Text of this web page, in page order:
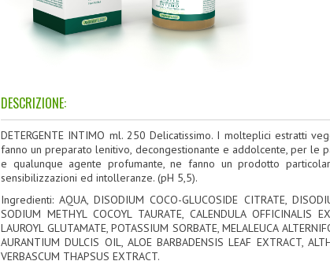
DESCRIZIONE:
DETERGENTE INTIMO ml. 250 Delicatissimo. I molteplici estratti
fanno un preparato lenitivo, decongestionante e addolcente, per le
e qualunque agente profumante, ne fanno un prodotto
sensibilizzazioni ed intolleranze. (pH 5,5).
Ingredienti: AQUA, DISODIUM COCO-GLUCOSIDE CITRATE,
SODIUM METHYL COCOYL TAURATE, CALENDULA OFFICINALIS
LAUROYL GLUTAMATE, POTASSIUM SORBATE, MELALEUCA
AURANTIUM DULCIS OIL, ALOE BARBADENSIS LEAF EXTRACT,
VERBASCUM THAPSUS EXTRACT.